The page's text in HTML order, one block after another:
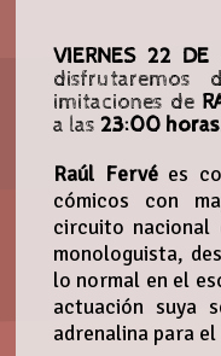
VIERNES 22 DE
disfrutaremos
imitaciones de
a las 23:00 horas
Raúl Fervées
cómicos con
circuito nacional
monologuista,
lo normal en el
actuación suya
adrenalina para